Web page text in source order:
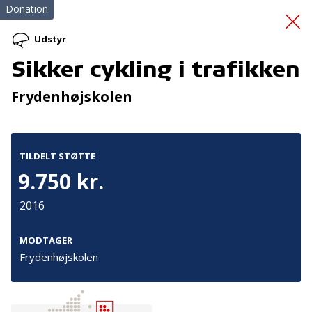
SMART sport år 2
Donation
Udstyr
Sikker cykling i trafikken
Frydenhøjskolen
TILDELT STØTTE
9.750 kr.
2016
MODTAGER
Frydenhøjskolen
Tilmeld nyhedsbrev
De seneste nyheder om TrygFondens og TryghedsGruppens
aktiviteter direkte i din indbakke.
Tilmeld